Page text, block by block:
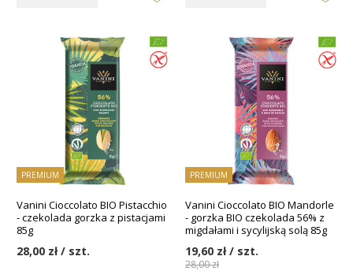
PREMIUM
Vanini Cioccolato BIO Pistacchio
- czekolada gorzka z pistacjami
85g
28,00 zł / szt.
PREMIUM
Vanini Cioccolato BIO Mandorle
- gorzka BIO czekolada 56% z
migdałami i sycylijską solą 85g
28,00 zł
19,60 zł / szt.